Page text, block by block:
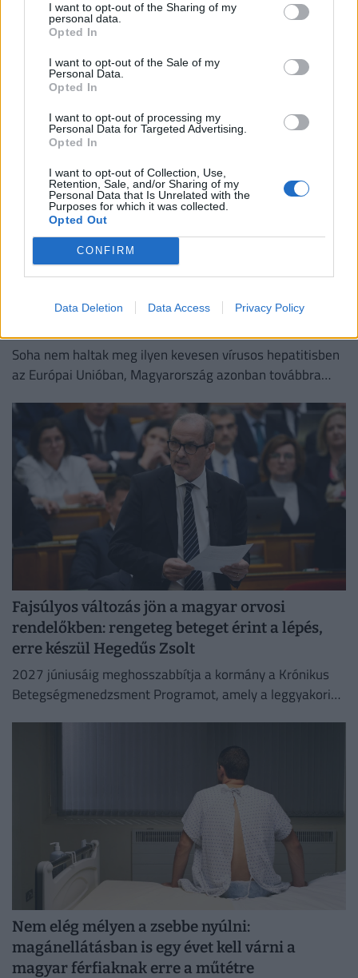
I want to opt-out of the Sharing of my
personal data.
Opted In
I want to opt-out of the Sale of my
Personal Data.
Opted In
I want to opt-out of processing my
Personal Data for Targeted Advertising.
Opted In
I want to opt-out of Collection, Use,
Retention, Sale, and/or Sharing of my
Personal Data that Is Unrelated with the
Purposes for which it was collected.
Opted Out
CONFIRM
Data Deletion Data Access Privacy Policy
villanyautósoknak: vaskos csekket
küldenek a biztosítók
A hazai utakon futó elektromos autók száma már jócskán
átlépte a százezres határt, ami a biztosítási piacon is
egyértelműen érezteti a hatását.
Magyarországon: alig három uniós
Soha nem haltak meg ilyen kevesen vírusos hepatitisben
az Európai Unióban, Magyarország azonban továbbra
Fajsúlyos változás jön a magyar orvosi
rendelőkben: rengeteg beteget érint a lépés,
erre készül Hegedűs Zsolt
2027 júniusáig meghosszabbítja a kormány a Krónikus
Betegségmenedzsment Programot, amely a leggyakoribb
Nem elég mélyen a zsebbe nyúlni:
magánellátásban is egy évet kell várni a
magyar férfiaknak erre a műtétre